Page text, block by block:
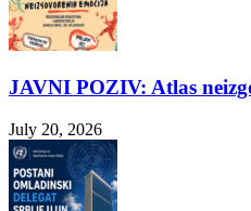
JAVNI POZIV: Atlas
July 20, 2026